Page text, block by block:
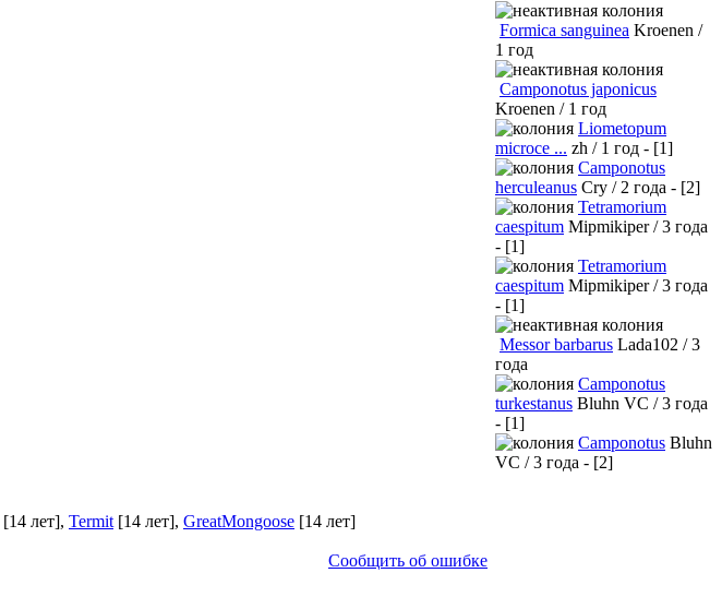
[14 лет], Termit [14 лет], GreatMongoose [14 лет]
Сообщить об ошибке
Formica sanguinea Kroenen /
1 год
Camponotus japonicus
Kroenen / 1 год
Liometopum
microce ... zh / 1 год - [1]
Camponotus
herculeanus Cry / 2 года - [2]
Tetramorium
caespitum Mipmikiper / 3 года
- [1]
Tetramorium
caespitum Mipmikiper / 3 года
- [1]
Messor barbarus Lada102 / 3
года
Camponotus
turkestanus Bluhn VC / 3 года
- [1]
Camponotus Bluhn
VC / 3 года - [2]